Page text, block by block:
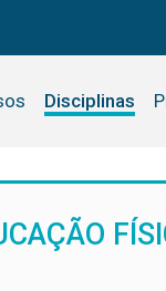
Disciplinas